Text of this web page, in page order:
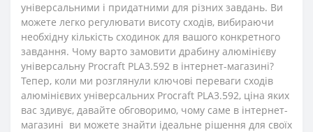
універсальними і придатними для різних завдань. Ви
можете легко регулювати висоту сходів, вибираючи
необхідну кількість сходинок для вашого конкретного
завдання. Чому варто замовити драбину алюмінієву
універсальну Procraft PLA3.592 в інтернет-магазині?
Тепер, коли ми розглянули ключові переваги сходів
алюмінієвих універсальних Procraft PLA3.592, ціна яких
вас здивує, давайте обговоримо, чому саме в інтернет-
магазині ви можете знайти ідеальне рішення для своїх